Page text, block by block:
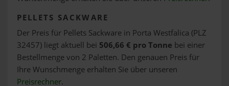
PELLETS SACKWARE
Der Preis für Pellets Sackware in Porta Westfalica (PLZ
32457) liegt aktuell bei 506,66 € pro Tonne bei einer
Bestellmenge von 2 Paletten. Den genauen Preis für
Ihre Wunschmenge erhalten Sie über unseren
Preisrechner.